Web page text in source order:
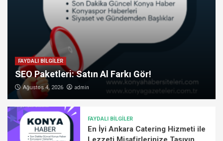
FAYDALI BİLGİLER
SEO Paketleri: Satın Al Farkı Gör!
Ağustos 4, 2026 admin
FAYDALI BİLGİLER
En İyi Ankara Catering Hizmeti ile